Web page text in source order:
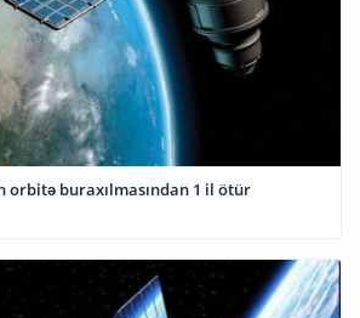
orbitə buraxılmasından 1 il ötür